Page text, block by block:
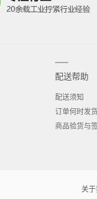
配送帮助
配送须知
订单何时发
商品验货与
关